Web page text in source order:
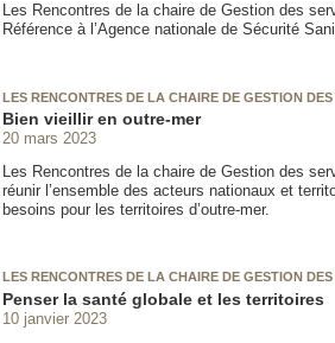
Les Rencontres de la chaire de Gestion des
Référence à l’Agence nationale de Sécurité
LES RENCONTRES DE LA CHAIRE DE GESTION
Bien vieillir en outre-mer
20 mars 2023
Les Rencontres de la chaire de Gestion des
réunir l’ensemble des acteurs nationaux et
besoins pour les territoires d’outre-mer.
LES RENCONTRES DE LA CHAIRE DE GESTION
Penser la santé globale et les territoires
10 janvier 2023